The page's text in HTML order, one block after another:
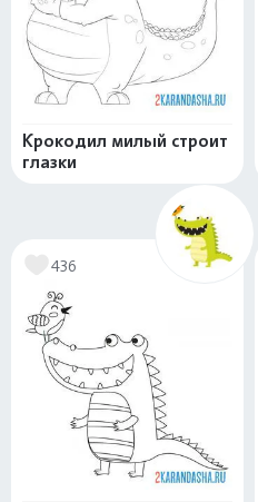
Крокодил милый строит
глазки
436